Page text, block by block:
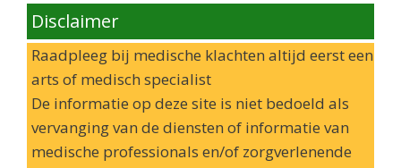
Disclaimer
Raadpleeg bij medische klachten altijd eerst een
arts of medisch specialist
De informatie op deze site is niet bedoeld als
vervanging van de diensten of informatie van
medische professionals en/of zorgverlenende